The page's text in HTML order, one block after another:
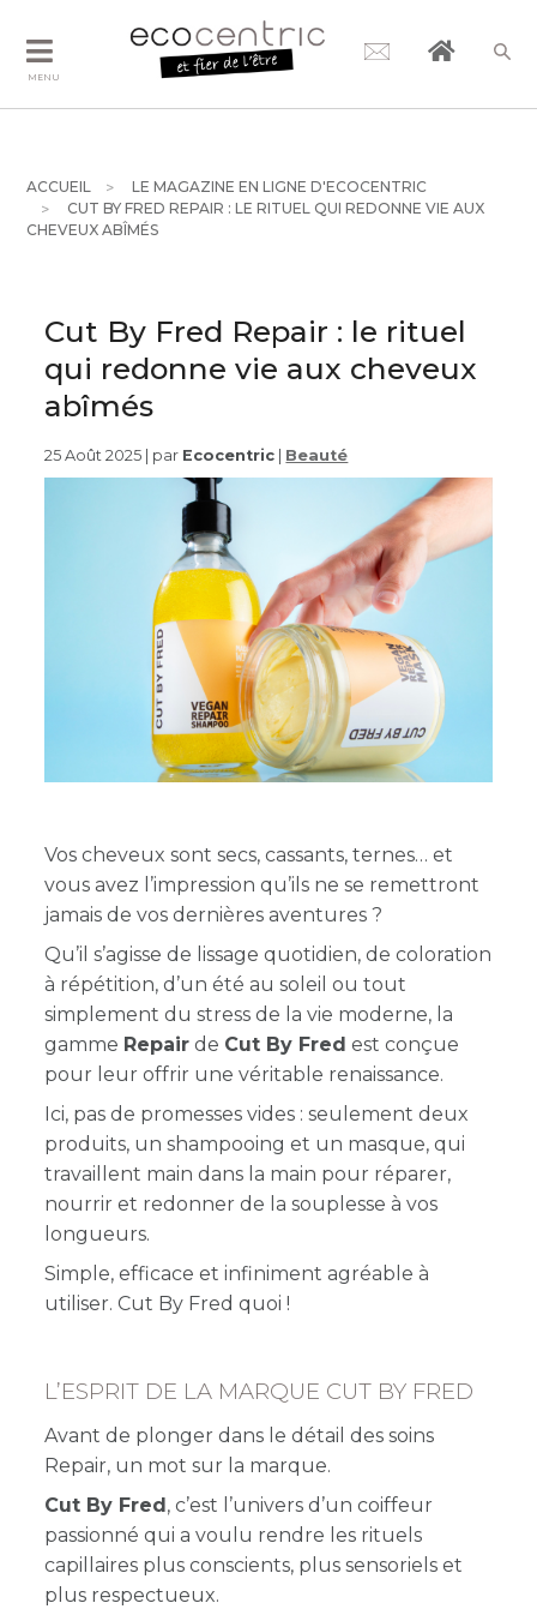
MENU
ACCUEIL
LE MAGAZINE EN LIGNE D'ECOCENTRIC
CUT BY FRED REPAIR : LE RITUEL QUI REDONNE VIE AUX
CHEVEUX ABÎMÉS
Cut By Fred Repair : le rituel
qui redonne vie aux cheveux
abîmés
25 Août 2025 | par Ecocentric Beauté
Vos cheveux sont secs, cassants, ternes… et
vous avez l’impression qu’ils ne se remettront
jamais de vos dernières aventures ?
Qu’il s’agisse de lissage quotidien, de coloration
à répétition, d’un été au soleil ou tout
simplement du stress de la vie moderne, la
gamme Repair de Cut By Fred est conçue
pour leur offrir une véritable renaissance.
Ici, pas de promesses vides : seulement deux
produits, un shampooing et un masque, qui
travaillent main dans la main pour réparer,
nourrir et redonner de la souplesse à vos
longueurs.
Simple, efficace et infiniment agréable à
utiliser. Cut By Fred quoi !
L’ESPRIT DE LA MARQUE CUT BY FRED
Avant de plonger dans le détail des soins
Repair, un mot sur la marque.
Cut By Fred, c’est l’univers d’un coiffeur
passionné qui a voulu rendre les rituels
capillaires plus conscients, plus sensoriels et
plus respectueux.